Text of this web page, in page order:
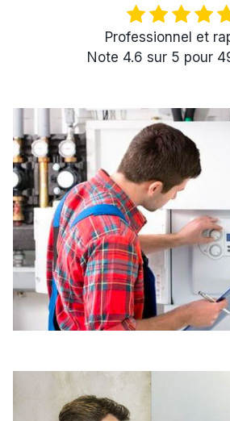
Professionnel et
Note 4.6 sur 5 pour